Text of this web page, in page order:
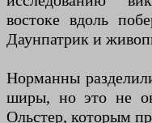
востоке вдоль
Даунпатрик и
Норманны
ширы, но это не
Ольстер, которым